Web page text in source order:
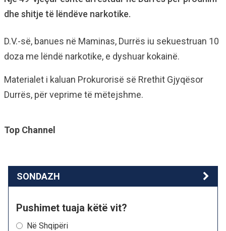
dhe shitje të lëndëve narkotike.
D.V.-së, banues në Maminas, Durrës iu sekuestruan 10
doza me lëndë narkotike, e dyshuar kokainë.
Materialet i kaluan Prokurorisë së Rrethit Gjyqësor
Durrës, për veprime të mëtejshme.
Top Channel
SONDAZH
Pushimet tuaja këtë vit?
Në Shqipëri